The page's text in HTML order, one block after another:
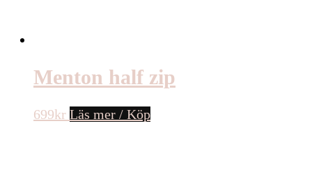
Menton half zip
699kr Läs mer / Köp